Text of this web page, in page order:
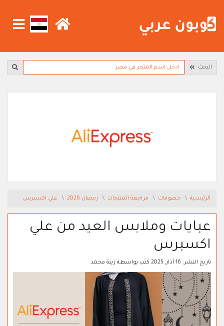
البحث
الرئيسية خصومات مراجعة المنتجات رمضان 2026 علي اكسبرس
عبايات وملابس العيد من علي
اكسبرس
تاريخ النشر: 16 آذار, 2025 كتب بواسطة زينة محمد